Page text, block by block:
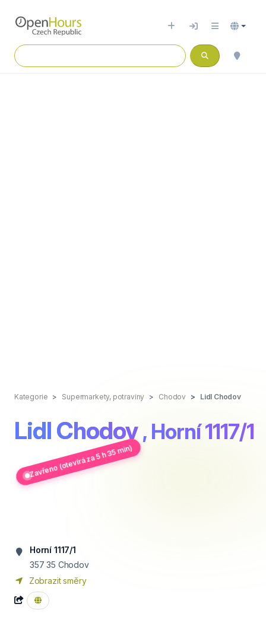
Kategorie Supermarkety, potraviny Chodov Lidl Chodov
Lidl Chodov , Horní 1117/1
Zavřeno (otevírá za 5 h 35 min)
Horní 1117/1
357 35 Chodov
Zobrazit směry